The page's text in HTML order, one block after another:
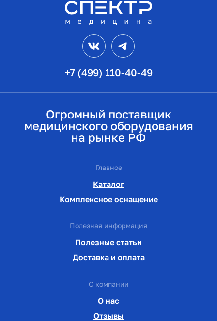
+7 (499) 110-40-49
VK
Огромный поставщик
медицинского оборудования
на рынке РФ
Главное
Каталог
Комплексное оснащение
Полезная информация
Полезные статьи
Доставка и оплата
О компании
О нас
Отзывы